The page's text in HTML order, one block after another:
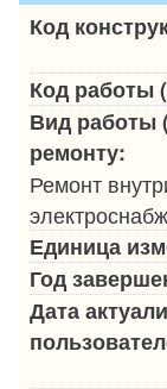
Код
Код работы
Вид работы
ремонту:
Ремонт
Единица
Год
Дата